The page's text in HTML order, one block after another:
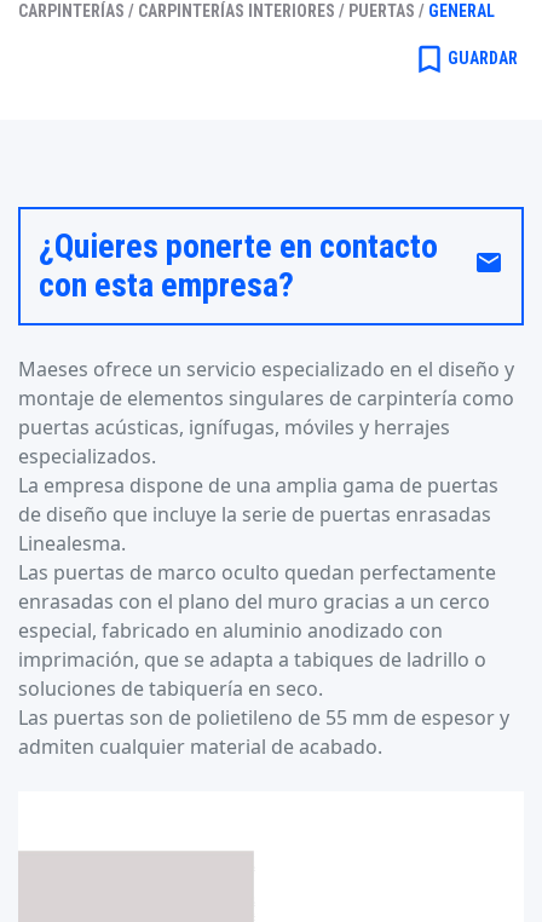
CARPINTERÍAS / CARPINTERÍAS INTERIORES / PUERTAS / GENERAL
bookmark_border GUARDAR
¿Quieres ponerte en contacto
con esta empresa?
email
Maeses ofrece un servicio especializado en el diseño y
montaje de elementos singulares de carpintería como
puertas acústicas, ignífugas, móviles y herrajes
especializados.
La empresa dispone de una amplia gama de puertas
de diseño que incluye la serie de puertas enrasadas
Linealesma.
Las puertas de marco oculto quedan perfectamente
enrasadas con el plano del muro gracias a un cerco
especial, fabricado en aluminio anodizado con
imprimación, que se adapta a tabiques de ladrillo o
soluciones de tabiquería en seco.
Las puertas son de polietileno de 55 mm de espesor y
admiten cualquier material de acabado.